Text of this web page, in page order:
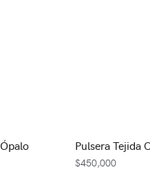
Pulsera Tejida
$450,000